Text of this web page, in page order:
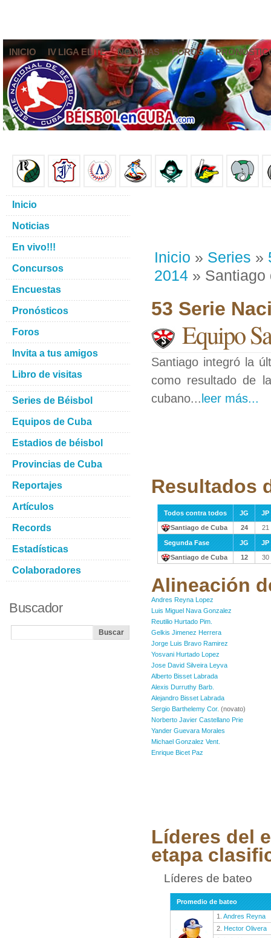
INICIO IV LIGA ELITE NOTICIAS FOROS
Inicio » Series »
2014 » Santiago
53 Serie
Equipo
Santiago integró la
como resultado de
cubano... leer más...
Resultados
Todos contra todos JG
JP
Santiago de Cuba
24 21
Segunda Fase JG
JP
Santiago de Cuba
12 30
Alineación
Andres Reyna Lopez
Luis Miguel Nava Gonzalez
Reutilio Hurtado Pim.
Gelkis Jimenez Herrera
Jorge Luis Bravo Ramirez
Yosvani Hurtado Lopez
Jose David Silveira Leyva
Alberto Bisset Labrada
Alexis Durruthy Barb.
Alejandro Bisset Labrada
Sergio Barthelemy Cor. (novato)
Norberto Javier Castellano Prie
Yander Guevara Morales
Michael Gonzalez Vent.
Enrique Bicet Paz
Líderes del
etapa
Líderes de bateo
Promedio de bateo
1. Andres Reyna
2. Hector Olivera
Inicio
Noticias
En vivo!!!
Concursos
Encuestas
Pronósticos
Foros
Invita a tus amigos
Libro de visitas
Series de Béisbol
Equipos de Cuba
Estadios de béisbol
Provincias de Cuba
Reportajes
Artículos
Records
Estadísticas
Colaboradores
Buscador